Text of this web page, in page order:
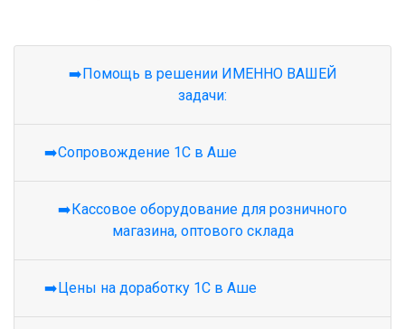
➡️Помощь в решении ИМЕННО ВАШЕЙ
задачи:
➡️Сопровождение 1С в Аше
➡️Кассовое оборудование для розничного
магазина, оптового склада
➡️Цены на доработку 1С в Аше